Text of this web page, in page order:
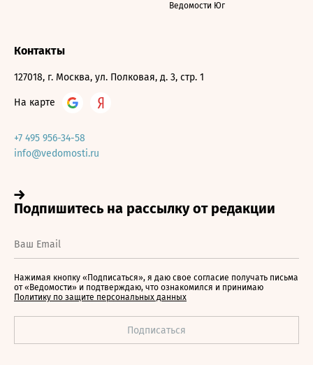
Ведомости Юг
Контакты
127018, г. Москва, ул. Полковая, д. 3, стр. 1
На карте
+7 495 956-34-58
info@vedomosti.ru
Нажимая кнопку «Подписаться», я даю свое согласие получать письма
от «Ведомости» и подтверждаю, что ознакомился и принимаю
Политику по защите персональных данных